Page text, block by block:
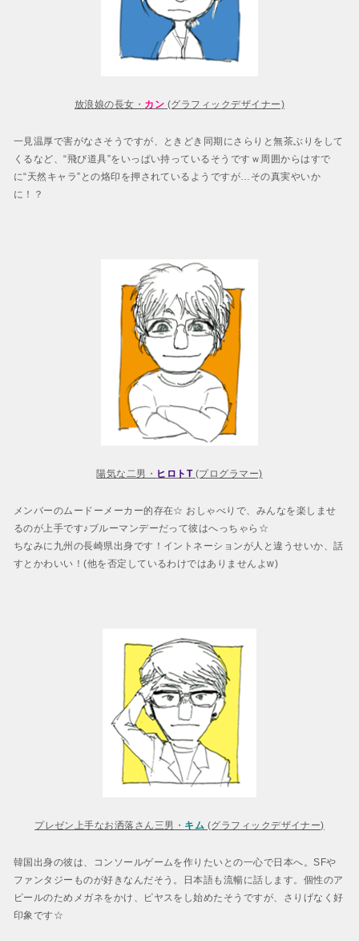
放浪娘の長女・ カン (グラフィックデザイナー)
一見温厚で害がなさそうですが、ときどき同期にさらりと無茶ぶりをして
くるなど、“飛び道具”をいっぱい持っているそうですｗ周囲からはすで
に“天然キャラ”との烙印を押されているようですが…その真実やいか
に！？
陽気な二男・ ヒロトT(プログラマー)
メンバーのムードーメーカー的存在☆ おしゃべりで、みんなを楽しませ
るのが上手です♪ブルーマンデーだって彼はへっちゃら☆
ちなみに九州の長崎県出身です！イントネーションが人と違うせいか、話
すとかわいい！(他を否定しているわけではありませんよw)
プレゼン上手なお洒落さん三男・ キム (グラフィックデザイナー)
韓国出身の彼は、コンソールゲームを作りたいとの一心で日本へ。SFや
ファンタジーものが好きなんだそう。日本語も流暢に話します。個性のア
ピールのためメガネをかけ、ピヤスをし始めたそうですが、さりげなく好
印象です☆